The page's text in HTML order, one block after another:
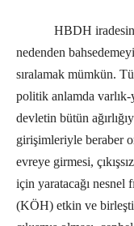
HBDH
nedenden
sıralamak mümkün.
politik anlamda varlık-
devletin bütün
girişimleriyle beraber
evreye girmesi,
için yaratacağı
(KÖH) etkin ve